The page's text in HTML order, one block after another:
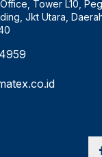
Tower L10,
Jkt Utara,